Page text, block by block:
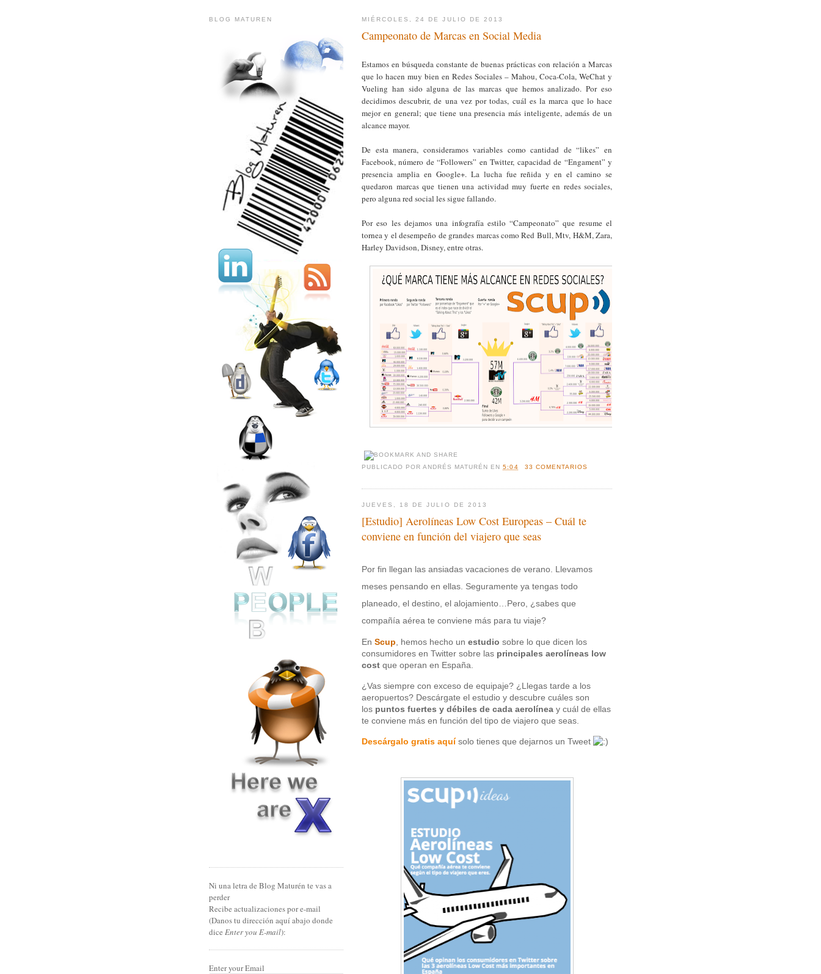
MIÉRCOLES, 24 DE JULIO DE 2013
Campeonato de Marcas en Social Media
Estamos en búsqueda constante de buenas prácticas con relación a Marcas
que lo hacen muy bien en Redes Sociales – Mahou, Coca-Cola, WeChat y
Vueling han sido alguna de las marcas que hemos analizado. Por eso
decidimos descubrir, de una vez por todas, cuál es la marca que lo hace
mejor en general; que tiene una presencia más inteligente, además de un
alcance mayor.
De esta manera, consideramos variables como cantidad de “likes” en
Facebook, número de “Followers” en Twitter, capacidad de “Engament” y
presencia amplia en Google+. La lucha fue reñida y en el camino se
quedaron marcas que tienen una actividad muy fuerte en redes sociales,
pero alguna red social les sigue fallando.
Por eso les dejamos una infografía estilo “Campeonato” que resume el
tornea y el desempeño de grandes marcas como Red Bull, Mtv, H&M, Zara,
Harley Davidson, Disney, entre otras.
PUBLICADO PORANDRÉS MATURÉN EN5:04 33 COMENTARIOS
JUEVES, 18 DE JULIO DE 2013
[Estudio] Aerolíneas Low Cost Europeas – Cuál te
conviene en función del viajero que seas
Por fin llegan las ansiadas vacaciones de verano. Llevamos
meses pensando en ellas. Seguramente ya tengas todo
planeado, el destino, el alojamiento…Pero, ¿sabes que
compañía aérea te conviene más para tu viaje?
En Scup , hemos hecho un estudio sobre lo que dicen los
consumidores en Twitter sobre las principales aerolíneas low
cost que operan en España.
¿Vas siempre con exceso de equipaje? ¿Llegas tarde a los
aeropuertos? Descárgate el estudio y descubre cuáles son
los puntos fuertes y débiles de cada aerolínea y cuál de ellas
te conviene más en función del tipo de viajero que seas.
Descárgalo gratis aquísolo tienes que dejarnos un Tweet
BLOG MATUREN
Ni una letra de Blog Maturén te vas a
perder
Recibe actualizaciones por e-mail
(Danos tu dirección aquí abajo donde
dice Enter you E-mail):
Enter your Email